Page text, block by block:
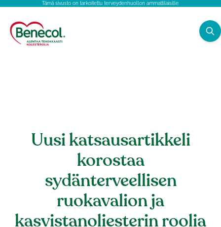
Tämä sivusto on tarkoitettu terveydenhuollon ammattilaisille.
Uusi katsausartikkeli
korostaa
sydänterveellisen
ruokavalion ja
kasvistanoliesterin roolia